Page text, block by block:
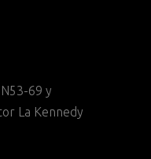
69 y
La Kennedy